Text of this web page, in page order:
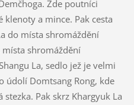
Zde poutníci
a mince. Pak cesta
do místa shromáždění
místa shromáždění
La, sedlo jež je velmi
údolí Domtsang Rong, kde
Pak skrz Khargyuk La